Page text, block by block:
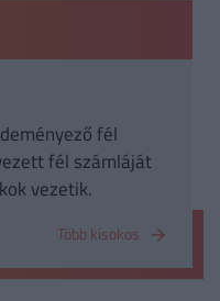
fél
fél számláját
vezetik.
Több kisokos